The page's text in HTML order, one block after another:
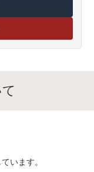
ブで開きます）
で開きます）
います。